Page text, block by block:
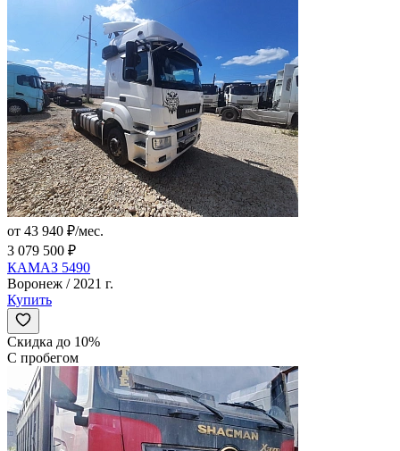
от 43 940 ₽/мес.
3 079 500 ₽
КАМАЗ 5490
Воронеж / 2021 г.
Купить
Скидка до 10%
С пробегом